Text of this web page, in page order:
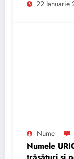
22 Ianuarie
Nume
Numele